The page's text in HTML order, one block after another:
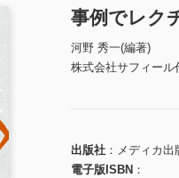
事例でレク
河野 秀一(編著)
株式会社サフィール
出版社
メディカ出
電子版ISBN